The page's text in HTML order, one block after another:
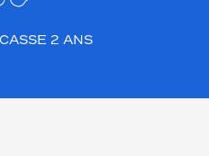
2 ANS